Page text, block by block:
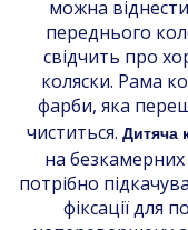
можна
переднього
свідчить про
коляски. Рама
фарби, яка
чиститься. Дитяча
на безкамерних
потрібно
фіксації для